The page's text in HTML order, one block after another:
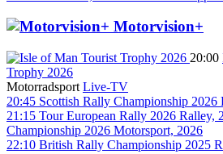
Motorvision+
20:00
Trophy 2026
Motorradsport Live-TV
20:45 Scottish Rally Championship 2026
21:15 Tour European Rally 2026 Ralley,
Championship 2026 Motorsport, 2026
22:10 British Rally Championship 2025